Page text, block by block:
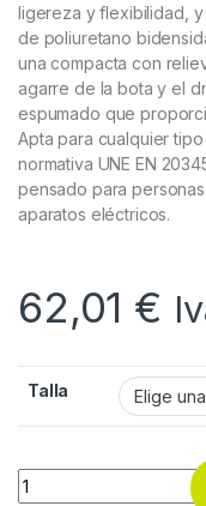
ligereza y flexibilidad,
de poliuretano
una compacta con
agarre de la bota y el
espumado que
Apta para cualquier
normativa UNE EN
pensado para
aparatos eléctricos.
62,01 €
Talla
BOTA FAL BRONTE